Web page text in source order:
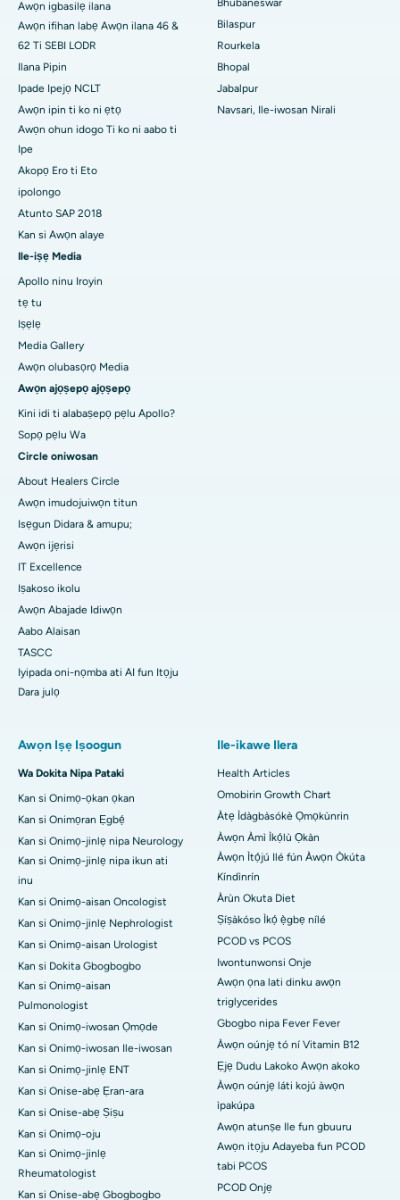
Ile-iwosan ti o dara julọ ni Swargate, Pune
Ile-iwosan akàn ti awọn obinrin ti o dara julọ ni Guusu Delhi
Awọn igbasilẹ ilana
Awọn ifihan labẹ Awọn ilana 46 &
62 Ti SEBI LODR
Ilana Pipin
Ipade Ipejọ NCLT
Awọn ipin ti ko ni ẹtọ
Awọn ohun idogo Ti ko ni aabo ti
Ipe
Akopọ Ero ti Eto
ipolongo
Atunto SAP 2018
Kan si Awọn alaye
Ile-iṣẹ Media
Apollo ninu Iroyin
tẹ tu
Iṣẹlẹ
Media Gallery
Awọn olubasọrọ Media
Awọn ajọṣepọ ajọṣepọ
Kini idi ti alabaṣepọ pẹlu Apollo?
Sopọ pẹlu Wa
Circle oniwosan
About Healers Circle
Awọn imudojuiwọn titun
Isẹgun Didara & amupu;
Awọn ijẹrisi
IT Excellence
Iṣakoso ikolu
Awọn Abajade Idiwọn
Aabo Alaisan
TASCC
Iyipada oni-nọmba ati AI fun Itọju
Dara julọ
Bhubaneswar
Bilaspur
Rourkela
Bhopal
Jabalpur
Navsari, Ile-iwosan Nirali
Awọn Iṣẹ Iṣoogun
Wa Dokita Nipa Pataki
Kan si Onimọ-ọkan ọkan
Kan si Onimọran Ẹgbẹ́
Kan si Onimọ-jinlẹ nipa Neurology
Kan si Onimọ-jinlẹ nipa ikun ati
inu
Kan si Onimọ-aisan Oncologist
Kan si Onimọ-jinlẹ Nephrologist
Kan si Onimọ-aisan Urologist
Kan si Dokita Gbogbogbo
Kan si Onimọ-aisan
Pulmonologist
Kan si Onimọ-iwosan Ọmọde
Kan si Onimọ-iwosan Ile-iwosan
Kan si Onimọ-jinlẹ ENT
Kan si Onise-abẹ Ẹran-ara
Kan si Onise-abẹ Ṣiṣu
Kan si Onimọ-oju
Kan si Onimọ-jinlẹ
Rheumatologist
Kan si Onise-abẹ Gbogbogbo
Ile-ikawe Ilera
Health Articles
Omobirin Growth Chart
Àtẹ Ìdàgbàsókè Ọmọkùnrin
Àwọn Àmì Ìkọ́lù Ọkàn
Àwọn Ìtọ́jú Ilé fún Àwọn Òkúta
Kíndìnrín
Àrùn Okuta Diet
Ṣíṣàkóso Ìkọ́ ẹ̀gbẹ nílé
PCOD vs PCOS
Iwontunwonsi Onje
Awọn ọna lati dinku awọn
triglycerides
Gbogbo nipa Fever Fever
Àwọn oúnjẹ tó ní Vitamin B12
Ẹjẹ Dudu Lakoko Awọn akoko
Àwọn oúnjẹ láti kojú àwọn
ìpakúpa
Awọn atunṣe Ile fun gbuuru
Awọn itọju Adayeba fun PCOD
tabi PCOS
PCOD Onjẹ